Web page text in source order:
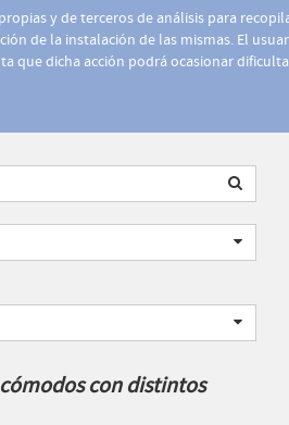
y de terceros de análisis para
de la instalación de las mismas. El
que dicha acción podrá ocasionar
con distintos